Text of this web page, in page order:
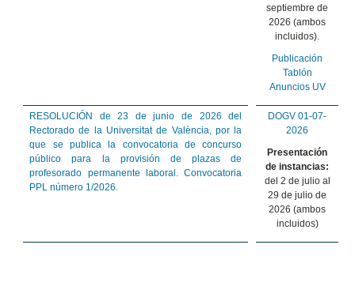
septiembre de
2026 (ambos
incluidos).
Publicación
Tablón
Anuncios UV
RESOLUCIÓN de 23 de junio de 2026 del
Rectorado de la Universitat de València, por la
que se publica la convocatoria de concurso
público para la provisión de plazas de
profesorado permanente laboral. Convocatoria
PPL número 1/2026.
DOGV 01-07-
2026
Presentación
de instancias:
del 2 de julio al
29 de julio de
2026 (ambos
incluidos)